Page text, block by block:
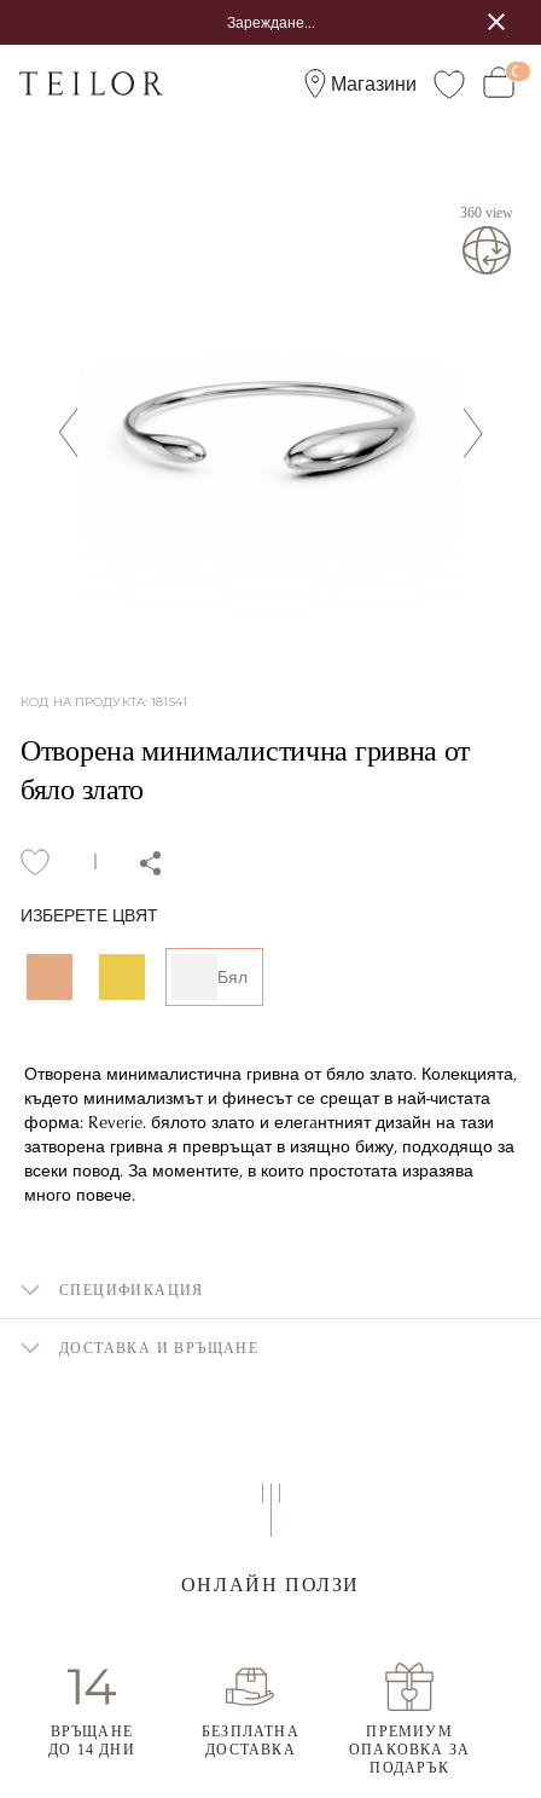
Зареждане...
Магазини
360 view
КОД НА ПРОДУКТА:181541
Отворена минималистична гривна от
бяло злато
ИЗБЕРЕТЕ ЦВЯТ
Бял
Отворена минималистична гривна от бяло злато. Колекцията,
където минимализмът и финесът се срещат в най-чистата
форма: Reverie. бялото злато и елегaнтният дизайн на тази
затворена гривна я превръщат в изящно бижу, подходящо за
всеки повод. За моментите, в които простотата изразява
много повече.
СПЕЦИФИКАЦИЯ
ДОСТАВКА И ВРЪЩАНЕ
ОНЛАЙН ПОЛЗИ
ВРЪЩАНЕ
ДО 14 ДНИ
БЕЗПЛАТНА
ДОСТАВКА
ПРЕМИУМ
ОПАКОВКА ЗА
ПОДАРЪК